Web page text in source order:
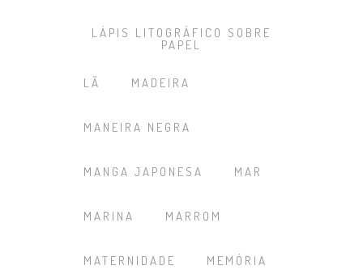
LÁPIS LITOGRÁFICO SOBRE
PAPEL
LÃ MADEIRA
MANEIRA NEGRA
MANGA JAPONESA MAR
MARINA MARROM
MATERNIDADE MEMÓRIA